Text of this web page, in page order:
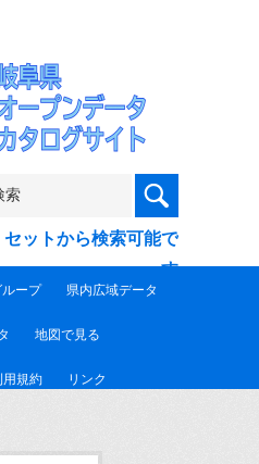
ットから検索可能で
す
ープ 県内広域データ
地図で見る
規約 リンク